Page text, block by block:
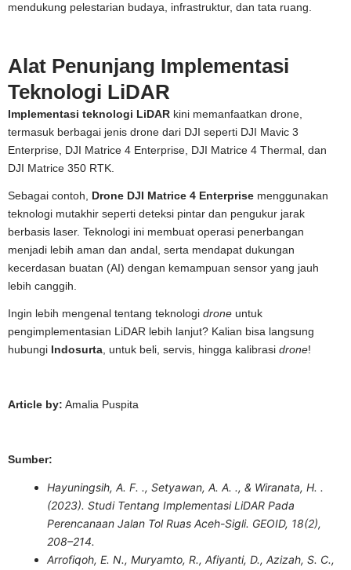
mendukung pelestarian budaya, infrastruktur, dan tata ruang.
Alat Penunjang Implementasi
Teknologi LiDAR
Implementasi teknologi LiDAR kini memanfaatkan drone,
termasuk berbagai jenis drone dari DJI seperti DJI Mavic 3
Enterprise, DJI Matrice 4 Enterprise, DJI Matrice 4 Thermal, dan
DJI Matrice 350 RTK.
Sebagai contoh, Drone DJI Matrice 4 Enterprise menggunakan
teknologi mutakhir seperti deteksi pintar dan pengukur jarak
berbasis laser. Teknologi ini membuat operasi penerbangan
menjadi lebih aman dan andal, serta mendapat dukungan
kecerdasan buatan (AI) dengan kemampuan sensor yang jauh
lebih canggih.
Ingin lebih mengenal tentang teknologi drone untuk
pengimplementasian LiDAR lebih lanjut? Kalian bisa langsung
hubungi Indosurta, untuk beli, servis, hingga kalibrasi drone!
Article by: Amalia Puspita
Sumber:
Hayuningsih, A. F. ., Setyawan, A. A. ., & Wiranata, H. .
(2023). Studi Tentang Implementasi LiDAR Pada
Perencanaan Jalan Tol Ruas Aceh-Sigli. GEOID, 18(2),
208–214.
Arrofiqoh, E. N., Muryamto, R., Afiyanti, D., Azizah, S. C.,